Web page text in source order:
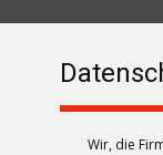
Wir, die